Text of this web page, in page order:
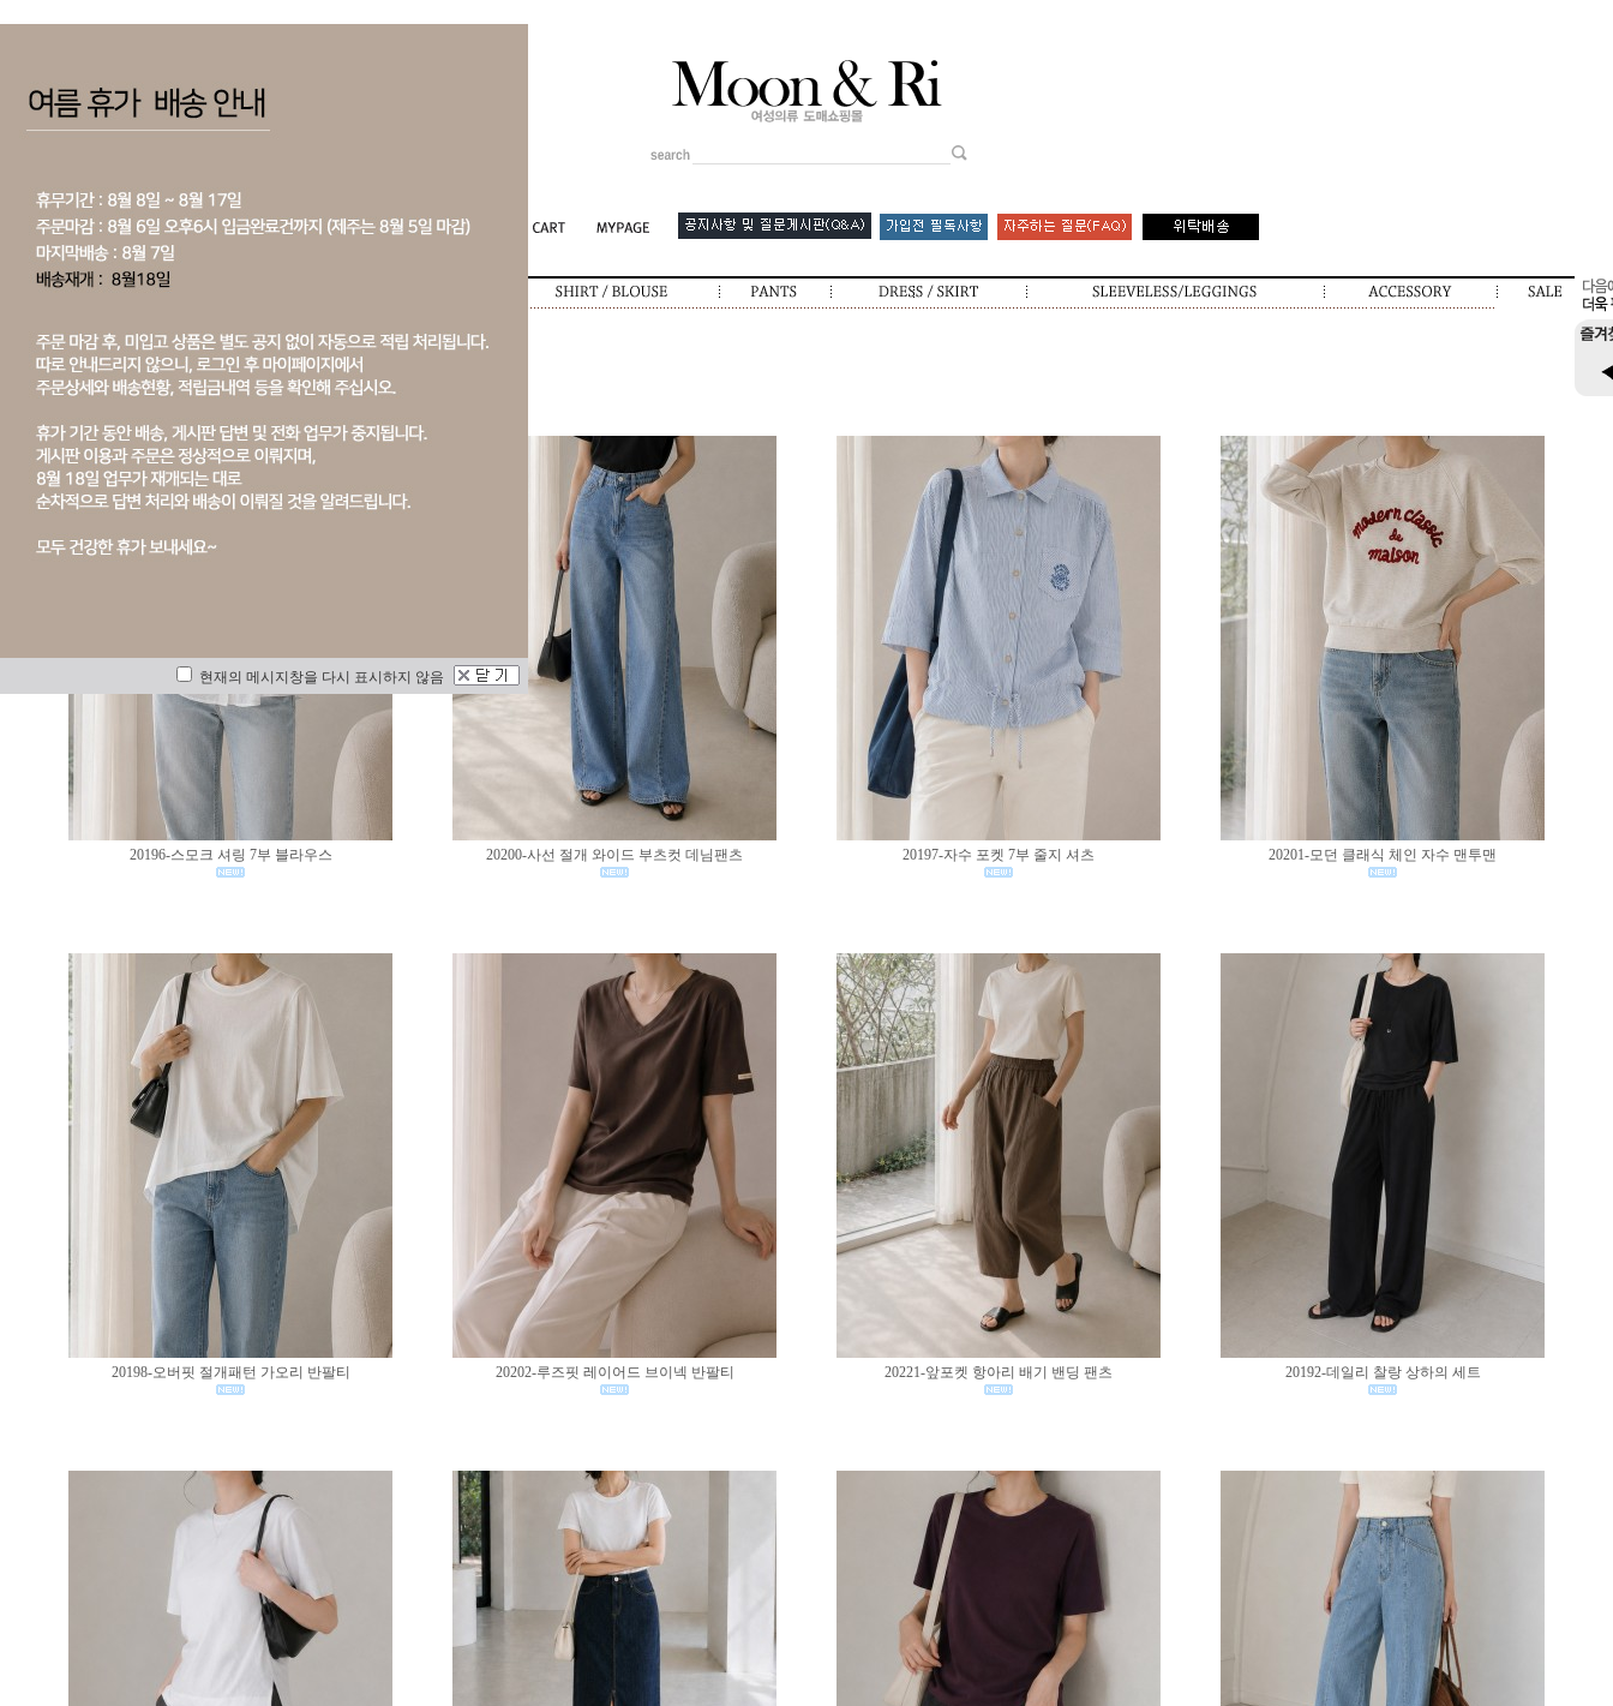
20196-스모크 셔링 7부 블라우스 20200-사선 절개 와이드 부츠컷 데님팬츠 20197-자수 포켓 7부 줄지 셔츠 20201-모던 클래식 체인 자수 맨투맨
20198-오버핏 절개패턴 가오리 반팔티 20202-루즈핏 레이어드 브이넥 반팔티 20221-앞포켓 항아리 배기 밴딩 팬츠 20192-데일리 찰랑 상하의 세트
현재의 메시지창을 다시 표시하지 않음